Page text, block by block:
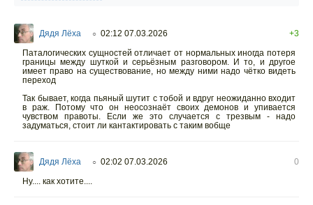
Дядя Лёха ○ 02:12 07.03.2026
+3
Паталогических сущностей отличает от нормальных иногда потеря
границы между шуткой и серьёзным разговором. И то, и другое
имеет право на существование, но между ними надо чётко видеть
переход
Так бывает, когда пьяный шутит с тобой и вдруг неожиданно входит
в раж. Потому что он неосознаёт своих демонов и упивается
чувством правоты. Если же это случается с трезвым - надо
задуматься, стоит ли кантактировать с таким вобще
Дядя Лёха ○ 02:02 07.03.2026
0
Ну.... как хотите....